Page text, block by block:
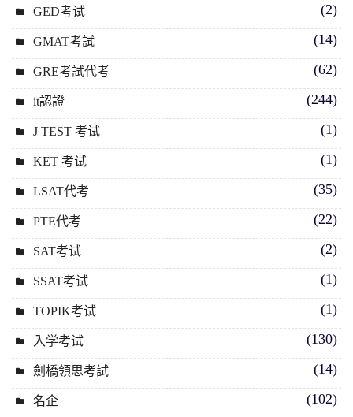
GED考试 (2)
GMAT考試 (14)
GRE考試代考 (62)
it認證 (244)
J TEST 考试 (1)
KET 考试 (1)
LSAT代考 (35)
PTE代考 (22)
SAT考试 (2)
SSAT考试 (1)
TOPIK考试 (1)
入学考试 (130)
劍橋領思考試 (14)
名企 (102)